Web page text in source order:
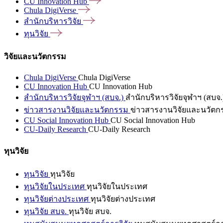
Chula DigiVerse
สำนักบริหารวิจัย
ทุนวิจัย
วิจัยและนวัตกรรม
Chula DigiVerse Chula DigiVerse
CU Innovation Hub CU Innovation Hub
สำนักบริหารวิจัยจุฬาฯ (สบจ.) สำนักบริหารวิจัยจุฬาฯ (สบจ
ข่าวสารงานวิจัยและนวัตกรรม ข่าวสารงานวิจัยและนวัตก
CU Social Innovation Hub CU Social Innovation Hub
CU-Daily Research CU-Daily Research
ทุนวิจัย
ทุนวิจัย ทุนวิจัย
ทุนวิจัยในประเทศ ทุนวิจัยในประเทศ
ทุนวิจัยต่างประเทศ ทุนวิจัยต่างประเทศ
ทุนวิจัย สบจ. ทุนวิจัย สบจ.